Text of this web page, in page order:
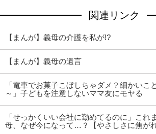
関連リンク
【まんが】義母の介護を私が!?
【まんが】義母の遺言
「電車でお菓子こぼしちゃダメ？細かいこ
～」子どもを注意しないママ友にモヤる
「せっかくいい会社に勤めてるのに」これ
母、なぜ今になって…？【やさしさに焦がれ